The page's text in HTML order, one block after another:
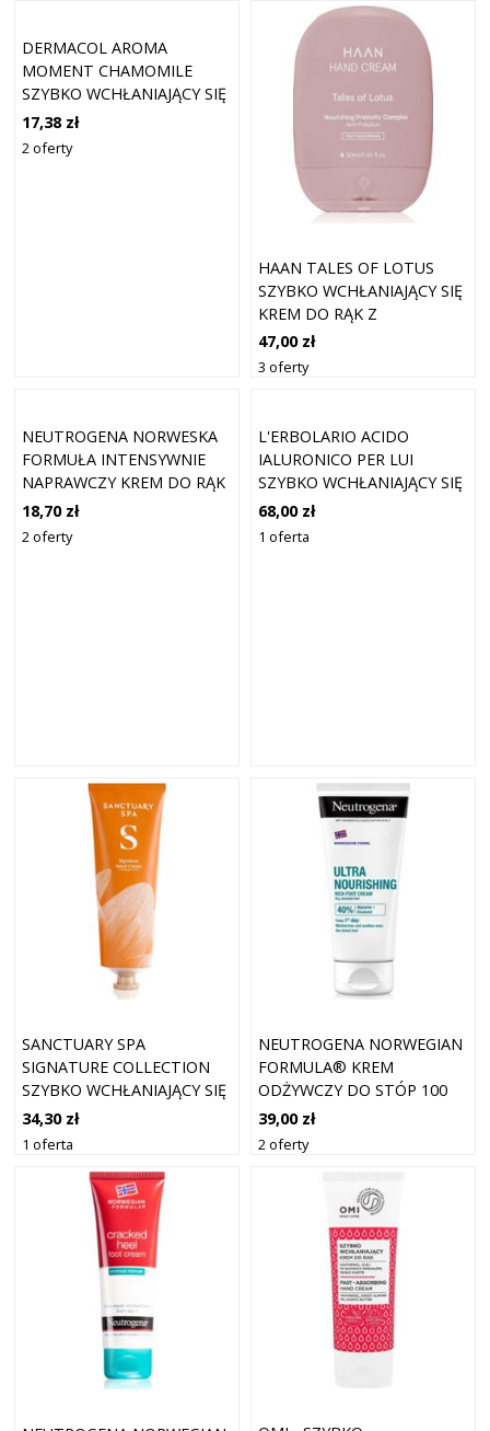
DERMACOL AROMA
MOMENT CHAMOMILE
SZYBKO WCHŁANIAJĄCY SIĘ
KREM DO RĄK 150 ML
17,38 zł
2 oferty
HAAN TALES OF LOTUS
SZYBKO WCHŁANIAJĄCY SIĘ
KREM DO RĄK Z
PREBIOTYKAMI 50 ML
47,00 zł
3 oferty
NEUTROGENA NORWESKA
FORMUŁA INTENSYWNIE
NAPRAWCZY KREM DO RĄK
CICA 50ML
18,70 zł
2 oferty
L'ERBOLARIO ACIDO
IALURONICO PER LUI
SZYBKO WCHŁANIAJĄCY SIĘ
KREM DO RĄK KREMY DO
RĄK 75 ML MĘSKIE
68,00 zł
1 oferta
SANCTUARY SPA
SIGNATURE COLLECTION
SZYBKO WCHŁANIAJĄCY SIĘ
KREM DO RĄK O DZIAŁANIU
NAWILŻAJĄCYM 60 ML
34,30 zł
1 oferta
NEUTROGENA NORWEGIAN
FORMULA® KREM
ODŻYWCZY DO STÓP 100
ML
39,00 zł
2 oferty